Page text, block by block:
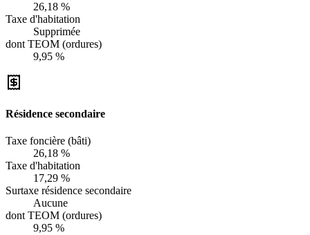
26,18 %
Taxe d'habitation
Supprimée
dont TEOM (ordures)
9,95 %
Résidence secondaire
Taxe foncière (bâti)
26,18 %
Taxe d'habitation
17,29 %
Surtaxe résidence secondaire
Aucune
dont TEOM (ordures)
9,95 %